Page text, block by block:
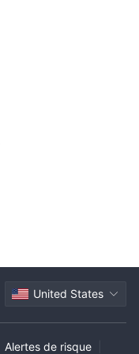
de l'entreprise,
et vous contactera
vous connecter à
considéré comme
sur chaque
d'environ 7,50 $
United States
Alertes de risque